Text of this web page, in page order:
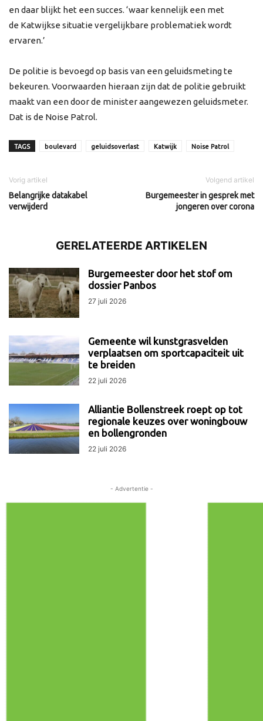
en daar blijkt het een succes. ‘waar kennelijk een met
de Katwijkse situatie vergelijkbare problematiek wordt
ervaren.’
De politie is bevoegd op basis van een geluidsmeting te
bekeuren. Voorwaarden hieraan zijn dat de politie gebruikt
maakt van een door de minister aangewezen geluidsmeter.
Dat is de Noise Patrol.
TAGS boulevard geluidsoverlast Katwijk Noise Patrol
Vorig artikel
Belangrijke datakabel
verwijderd
Volgend artikel
Burgemeester in gesprek met
jongeren over corona
GERELATEERDE ARTIKELEN
Burgemeester door het stof om
dossier Panbos
27 juli 2026
Gemeente wil kunstgrasvelden
verplaatsen om sportcapaciteit uit
te breiden
22 juli 2026
Alliantie Bollenstreek roept op tot
regionale keuzes over woningbouw
en bollengronden
22 juli 2026
- Advertentie -